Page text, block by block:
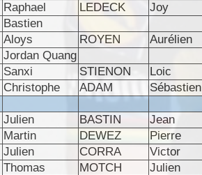
Raphael LEDECK Joy
Bastien
Aloys ROYEN Aurélien
Jordan Quang
Sanxi STIENON
Loic
Christophe ADAM Sébastien
Julien BASTIN Jean
Martin DEWEZ
Pierre
Julien CORRA
Victor
Thomas MOTCH Julien